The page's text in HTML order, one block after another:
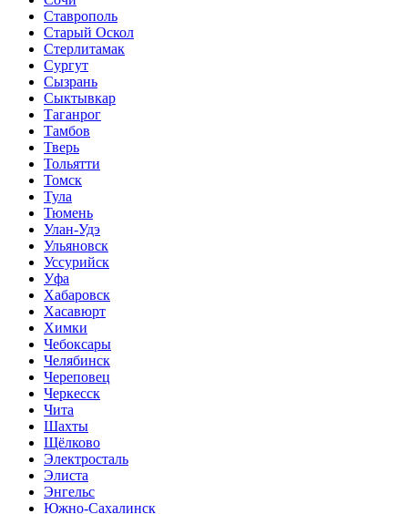
Ставрополь
Старый Оскол
Стерлитамак
Сургут
Сызрань
Сыктывкар
Таганрог
Тамбов
Тверь
Тольятти
Томск
Тула
Тюмень
Улан-Удэ
Ульяновск
Уссурийск
Уфа
Хабаровск
Хасавюрт
Химки
Чебоксары
Челябинск
Череповец
Черкесск
Чита
Шахты
Щёлково
Электросталь
Элиста
Энгельс
Южно-Сахалинск